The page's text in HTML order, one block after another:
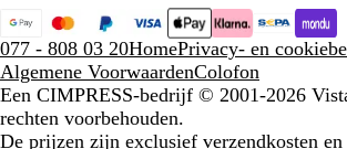
077 - 808 03 20HomePrivacy- en
Algemene VoorwaardenColofon
Een CIMPRESS-bedrijf © 2001-2026
rechten voorbehouden.
De prijzen zijn exclusief verzendkosten en